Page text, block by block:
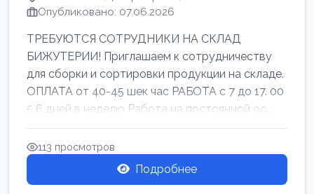
Опубликовано: 07.06.2026
ТРЕБУЮТСЯ СОТРУДНИКИ НА СКЛАД
БИЖУТЕРИИ! Приглашаем к сотрудничеству
для сборки и сортировки продукции на складе.
ОПЛАТА от 40-45 шек час РАБОТА с 7 до 17. 00
5 6 дней в неделю Работа на постоянной ос...
113 просмотров
Подробнее